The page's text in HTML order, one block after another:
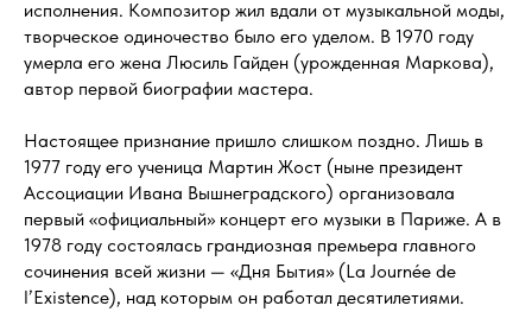
исполнения. Композитор жил вдали от музыкальной моды,
творческое одиночество было его уделом. В 1970 году
умерла его жена Люсиль Гайден (урожденная Маркова),
автор первой биографии мастера.
Настоящее признание пришло слишком поздно. Лишь в
1977 году его ученица Мартин Жост (ныне президент
Ассоциации Ивана Вышнеградского) организовала
первый «официальный» концерт его музыки в Париже. А в
1978 году состоялась грандиозная премьера главного
сочинения всей жизни — «Дня Бытия» (La Journée de
l’Existence), над которым он работал десятилетиями.